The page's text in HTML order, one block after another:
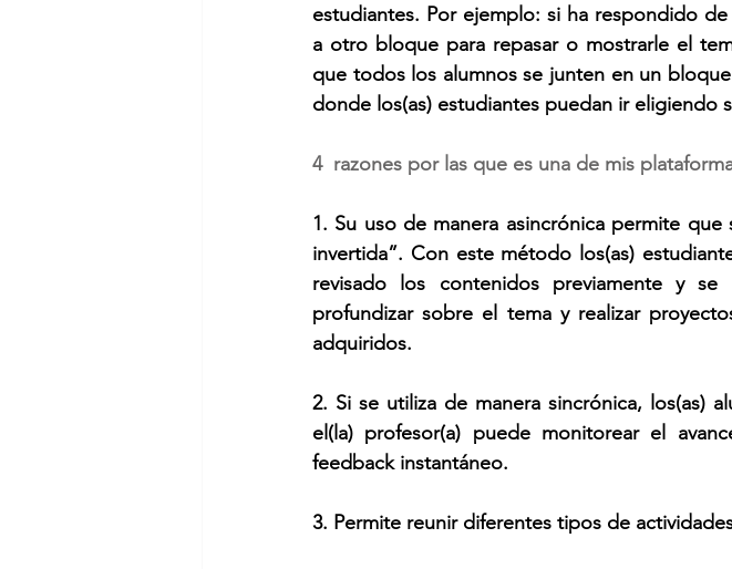
estudiantes. Por ejemplo: si ha respondido
a otro bloque para repasar o mostrarle el
que todos los alumnos se junten en un
donde los(as) estudiantes puedan ir eligiendo
4  razones por las que es una de mis
1. Su uso de manera asincrónica permite
invertida”. Con este método los(as)
revisado los contenidos previamente y
profundizar sobre el tema y realizar
adquiridos.
2. Si se utiliza de manera sincrónica, los(as)
el(la) profesor(a) puede monitorear el
feedback instantáneo.
3. Permite reunir diferentes tipos de